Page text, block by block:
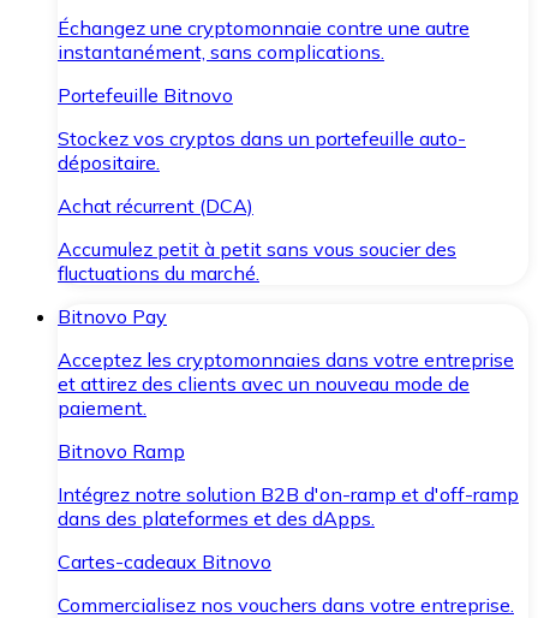
Échangez une cryptomonnaie contre une autre
instantanément, sans complications.
Portefeuille Bitnovo
Stockez vos cryptos dans un portefeuille auto-
dépositaire.
Achat récurrent (DCA)
Accumulez petit à petit sans vous soucier des
fluctuations du marché.
Bitnovo Pay
Acceptez les cryptomonnaies dans votre entreprise
et attirez des clients avec un nouveau mode de
paiement.
Bitnovo Ramp
Intégrez notre solution B2B d'on-ramp et d'off-ramp
dans des plateformes et des dApps.
Cartes-cadeaux Bitnovo
Commercialisez nos vouchers dans votre entreprise.